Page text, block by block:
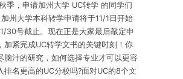
季，申请加州大学 UC转学 的同学们
州大学本科转学申请将于11/1日开始
30号截止。现在正是大家最后敲定申
加紧完成UC转学文书的关键时刻！你
脑汁的研究，如何选择专业才可以更容
排名更高的UC分校吗?面对UC的8个文